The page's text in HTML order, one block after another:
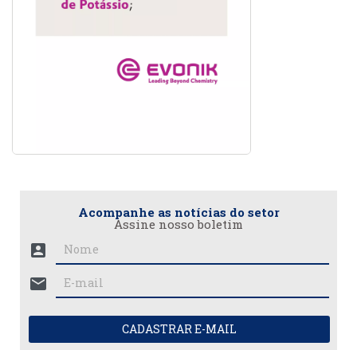
Acompanhe as notícias do setor
Assine nosso boletim
account_box
mail
CADASTRAR E-MAIL